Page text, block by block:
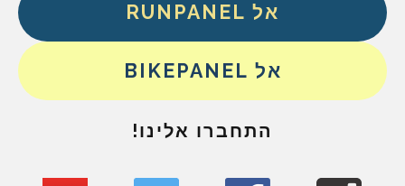
אל RUNPANEL
אל BIKEPANEL
התחברו אלינו!